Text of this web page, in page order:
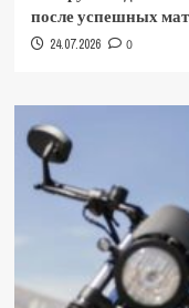
после успешных
24.07.2026 0